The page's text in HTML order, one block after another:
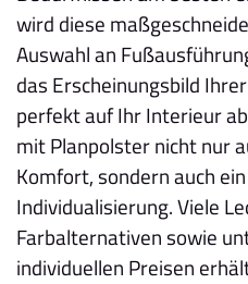
wird diese
Auswahl an
das Erscheinungsbild
perfekt auf Ihr Interieur
mit Planpolster nicht nur
Komfort, sondern auch
Individualisierung. Viele
Farbalternativen sowie
individuellen Preisen